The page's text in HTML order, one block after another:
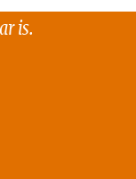
is.